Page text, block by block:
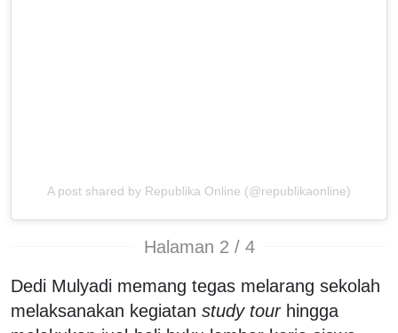
A post shared by Republika Online (@republikaonline)
Halaman 2 / 4
Dedi Mulyadi memang tegas melarang sekolah
melaksanakan kegiatan study tourhingga